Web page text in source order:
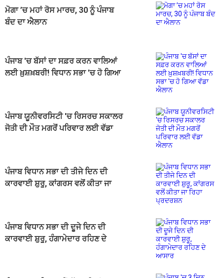
ਮੋਗਾ ’ਚ ਮਹਾਂ ਰੋਸ ਮਾਰਚ, 30 ਨੂੰ ਪੰਜਾਬ
ਬੰਦ ਦਾ ਐਲਾਨ
ਪੰਜਾਬ 'ਚ ਬੱਸਾਂ ਦਾ ਸਫ਼ਰ ਕਰਨ ਵਾਲਿਆਂ
ਲਈ ਖ਼ੁਸ਼ਖ਼ਬਰੀ! ਵਿਧਾਨ ਸਭਾ 'ਚ ਹੋ ਗਿਆ
ਪੰਜਾਬ ਯੂਨੀਵਰਸਿਟੀ 'ਚ ਰਿਸਰਚ ਸਕਾਲਰ
ਜੋਤੀ ਦੀ ਮੌਤ ਮਗਰੋਂ ਪਰਿਵਾਰ ਲਈ ਵੱਡਾ
ਪੰਜਾਬ ਵਿਧਾਨ ਸਭਾ ਦੀ ਤੀਜੇ ਦਿਨ ਦੀ
ਕਾਰਵਾਈ ਸ਼ੁਰੂ, ਕਾਂਗਰਸ ਵਲੋਂ ਕੀਤਾ ਜਾ
ਪੰਜਾਬ ਵਿਧਾਨ ਸਭਾ ਦੀ ਦੂਜੇ ਦਿਨ ਦੀ
ਕਾਰਵਾਈ ਸ਼ੁਰੂ, ਹੰਗਾਮੇਦਾਰ ਰਹਿਣ ਦੇ